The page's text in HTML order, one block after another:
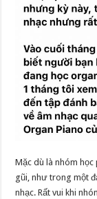
Mặc dù là nhóm
gũi, như trong một
nhạc. Rất vui khi